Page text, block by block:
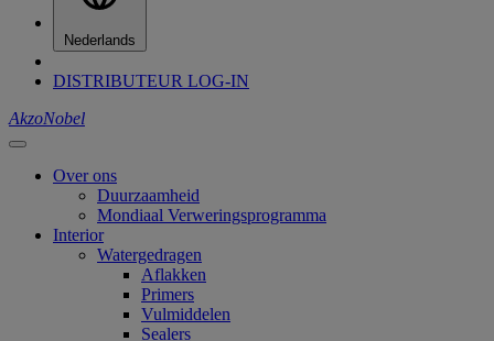
Nederlands
DISTRIBUTEUR LOG-IN
AkzoNobel
Over ons
Duurzaamheid
Mondiaal Verweringsprogramma
Interior
Watergedragen
Aflakken
Primers
Vulmiddelen
Sealers